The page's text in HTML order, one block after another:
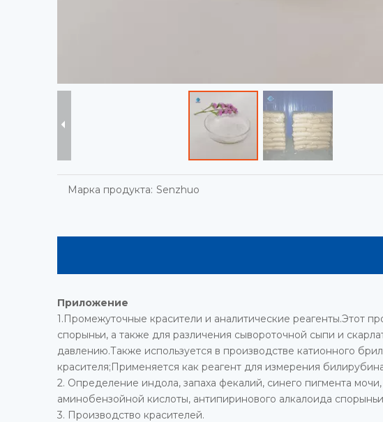
Марка продукта: Senzhuo
Приложение
1.Промежуточные красители и аналитические реагенты.Этот
спорыньи, а также для различения сывороточной сыпи и
давлению.Также используется в производстве катионного
красителя;Применяется как реагент для измерения
2. Определение индола, запаха фекалий, синего пигмента
аминобензойной кислоты, антипиринового алкалоида
3. Производство красителей.